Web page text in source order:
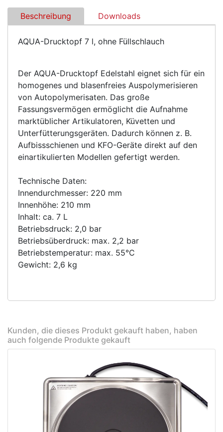
Beschreibung Downloads
AQUA-Drucktopf 7 l, ohne Füllschlauch
Der AQUA-Drucktopf Edelstahl eignet sich für ein
homogenes und blasenfreies Auspolymerisieren
von Autopolymerisaten. Das große
Fassungsvermögen ermöglicht die Aufnahme
marktüblicher Artikulatoren, Küvetten und
Unterfütterungsgeräten. Dadurch können z. B.
Aufbissschienen und KFO-Geräte direkt auf den
einartikulierten Modellen gefertigt werden.
Technische Daten:
Innendurchmesser: 220 mm
Innenhöhe: 210 mm
Inhalt: ca. 7 L
Betriebsdruck: 2,0 bar
Betriebsüberdruck: max. 2,2 bar
Betriebstemperatur: max. 55°C
Gewicht: 2,6 kg
Kunden, die dieses Produkt gekauft haben, haben
auch folgende Produkte gekauft